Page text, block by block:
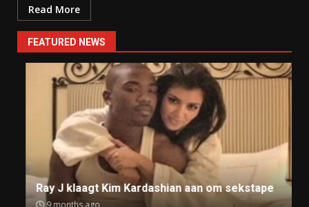
Read More
FEATURED NEWS
Ray J klaagt Kim Kardashian aan om sekstape